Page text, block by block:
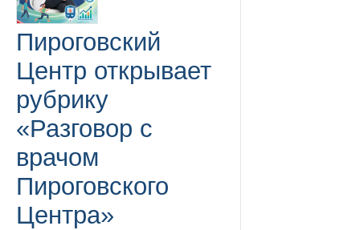
Пироговский
Центр открывает
рубрику
«Разговор с
врачом
Пироговского
Центра»